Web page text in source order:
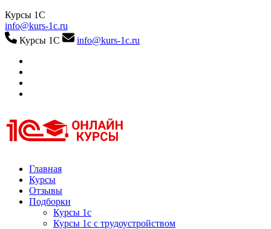
Курсы 1С
info@kurs-1c.ru
Курсы 1С
info@kurs-1c.ru
Курсы 1С
Курсы 1С официальная сертификация
Главная
Курсы
Отзывы
Подборки
Курсы 1с
Курсы 1с с трудоустройством